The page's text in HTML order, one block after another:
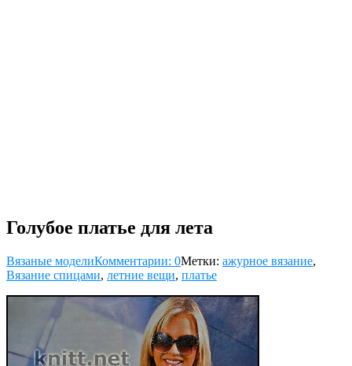
Голубое платье для лета
Вязаные моделиКомментарии: 0Метки: ажурное вязание,
Вязание спицами, летние вещи, платье